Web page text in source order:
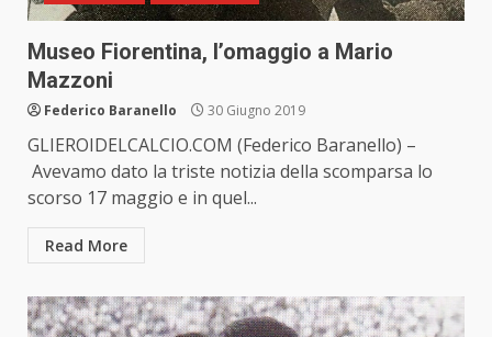
Museo Fiorentina, l’omaggio a Mario
Mazzoni
Federico Baranello 30 Giugno 2019
GLIEROIDELCALCIO.COM (Federico Baranello) –
Avevamo dato la triste notizia della scomparsa lo
scorso 17 maggio e in quel...
Read More